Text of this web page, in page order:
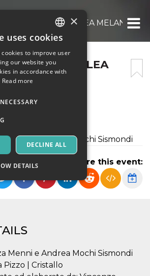
DEL CUORE DI LEA MELANDRI
CUORE DI LEA
21:00
Clubs
Menni e Andrea Mochi Sismondi
Share this event:
Menni e Andrea Mochi Sismondi
Pizzo | Cristallo
ITALIAN
ENGLISH
SPANISH
×
uses cookies
to improve user
our website you
in accordance with
Read more
DECLINE ALL
DETAILS
user login and account
cannot be used
Provider /
Domain